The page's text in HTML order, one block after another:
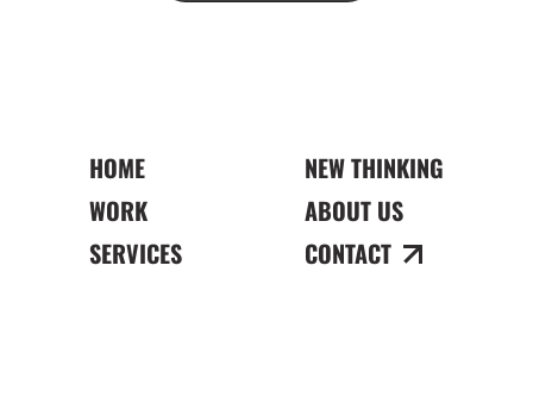
HOME
WORK
SERVICES
NEW THINKING
ABOUT US
CONTACT